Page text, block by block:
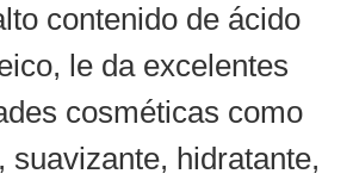
contenido de ácido
le da excelentes
cosméticas como
suavizante, hidratante,